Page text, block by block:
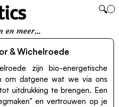
🔍
en meer...
& Wichelroede
zijn bio-energetische
om datgene wat we via ons
uitdrukking te brengen. Een
en vertrouwen op je